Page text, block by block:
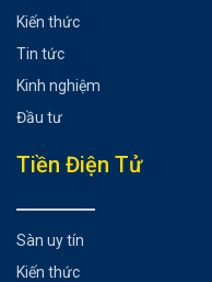
Lợi ích của phương
Hạn chế của phương
Kết luận
Kiến thức
Tin tức
Kinh nghiệm
Đầu tư
Tiền Điện Tử
Sàn uy tín
Kiến thức